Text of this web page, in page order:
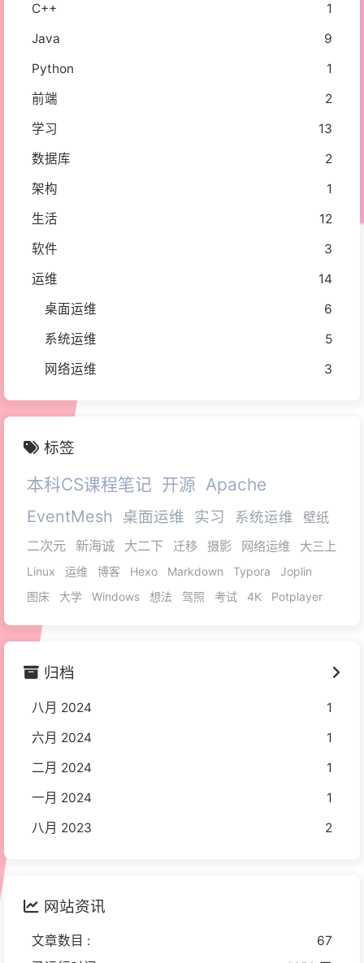
C++
1
Java
9
Python
1
前端
2
学习
13
数据库
2
架构
1
生活
12
软件
3
运维
14
桌面运维
6
系统运维
5
网络运维
3
标签
本科CS课程笔记 开源 Apache
EventMesh 桌面运维 实习 系统运维
壁纸
二次元 新海诚 大二下 迁移 摄影 网络运维 大三上
Linux 运维 博客 Hexo Markdown Typora
Joplin
图床
大学 Windows 想法 驾照 考试 4K Potplayer
归档
八月 2024
1
六月 2024
1
二月 2024
1
一月 2024
1
八月 2023
2
网站资讯
文章数目 :
67